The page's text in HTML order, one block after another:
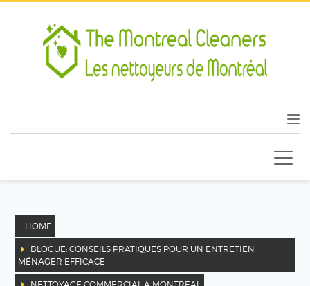
HOME
BLOGUE: CONSEILS PRATIQUES POUR UN ENTRETIEN
MÉNAGER EFFICACE